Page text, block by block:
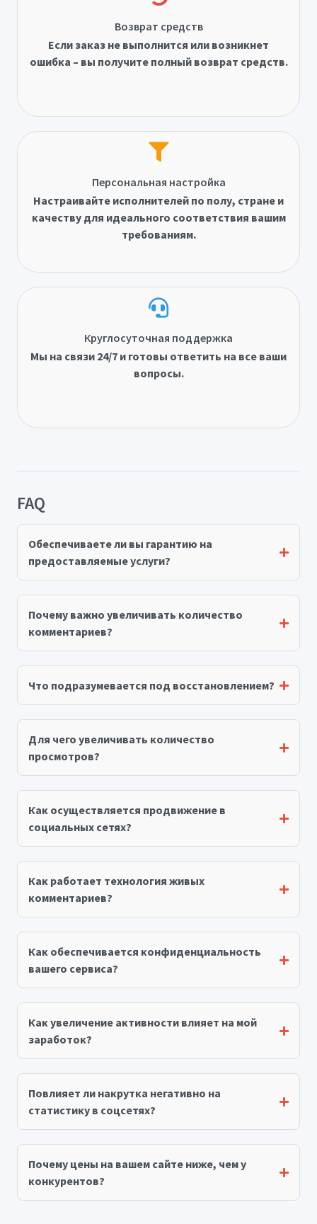
Возврат средств
Если заказ не выполнится или возникнет
ошибка – вы получите полный возврат средств.
Персональная настройка
Настраивайте исполнителей по полу, стране и
качеству для идеального соответствия вашим
требованиям.
Круглосуточная поддержка
Мы на связи 24/7 и готовы ответить на все ваши
вопросы.
FAQ
Обеспечиваете ли вы гарантию на
предоставляемые услуги?
Почему важно увеличивать количество
комментариев?
Что подразумевается под восстановлением?
Для чего увеличивать количество
просмотров?
Как осуществляется продвижение в
социальных сетях?
Как работает технология живых
комментариев?
Как обеспечивается конфиденциальность
вашего сервиса?
Как увеличение активности влияет на мой
заработок?
Повлияет ли накрутка негативно на
статистику в соцсетях?
Почему цены на вашем сайте ниже, чем у
конкурентов?